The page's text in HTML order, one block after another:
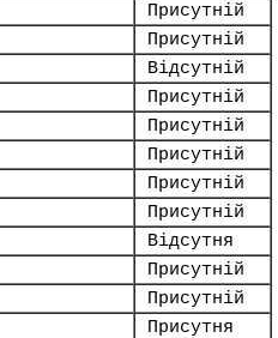
Присутній
Присутній
Відсутній
Присутній
Присутній
Присутній
Присутній
Присутній
Відсутня
Присутній
Присутній
Присутня